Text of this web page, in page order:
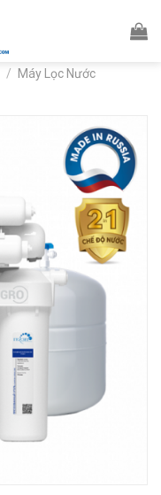
/ Máy Lọc Nước